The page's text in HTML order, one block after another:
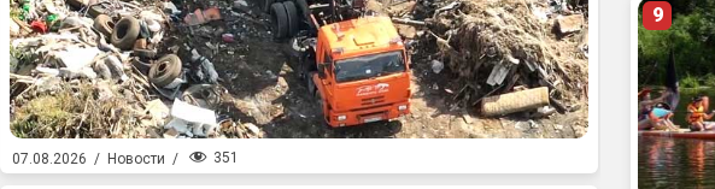
07.08.2026 / Новости / 351